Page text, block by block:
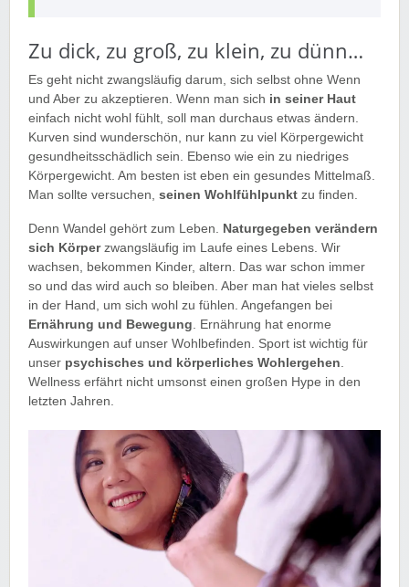
Zu dick, zu groß, zu klein, zu dünn…
Es geht nicht zwangsläufig darum, sich selbst ohne Wenn
und Aber zu akzeptieren. Wenn man sich in seiner Haut
einfach nicht wohl fühlt, soll man durchaus etwas ändern.
Kurven sind wunderschön, nur kann zu viel Körpergewicht
gesundheitsschädlich sein. Ebenso wie ein zu niedriges
Körpergewicht. Am besten ist eben ein gesundes Mittelmaß.
Man sollte versuchen, seinen Wohlfühlpunkt zu finden.
Denn Wandel gehört zum Leben. Naturgegeben verändern
sich Körperzwangsläufig im Laufe eines Lebens. Wir
wachsen, bekommen Kinder, altern. Das war schon immer
so und das wird auch so bleiben. Aber man hat vieles selbst
in der Hand, um sich wohl zu fühlen. Angefangen bei
Ernährung und Bewegung. Ernährung hat enorme
Auswirkungen auf unser Wohlbefinden. Sport ist wichtig für
unser psychisches und körperliches Wohlergehen.
Wellness erfährt nicht umsonst einen großen Hype in den
letzten Jahren.